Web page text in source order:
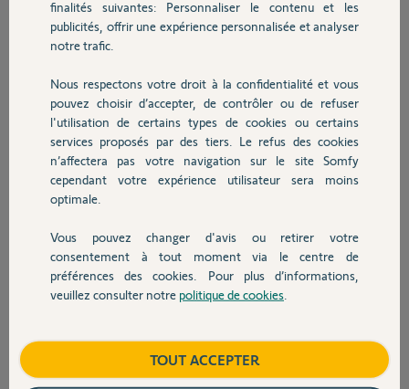
Domotique
Chauffage
Autres produits
Devis avec un pro
Contact
il y a environ 8 ans
Participer au fil de discussion
Réponses
bonjour,
Inversez ce DM avec un autre pour supprimer le doute sur la zone.
Déjà fait. D’ailleurs je mets tous les DM en fonction sauf celui-ci
il y a environ 8 ans
finalités suivantes: Personnaliser le contenu et les
publicités, offrir une expérience personnalisée et analyser
notre trafic.
Nous respectons votre droit à la confidentialité et vous
pouvez choisir d’accepter, de contrôler ou de refuser
l'utilisation de certains types de cookies ou certains
services proposés par des tiers. Le refus des cookies
n’affectera pas votre navigation sur le site Somfy
cependant votre expérience utilisateur sera moins
optimale.
Vous pouvez changer d'avis ou retirer votre
consentement à tout moment via le centre de
préférences des cookies. Pour plus d’informations,
veuillez consulter notre politique de cookies
TOUT ACCEPTER